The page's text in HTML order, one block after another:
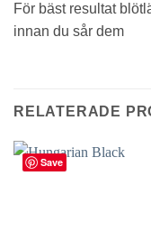
För bäst resultat
innan du sår dem
RELATERADE
Save